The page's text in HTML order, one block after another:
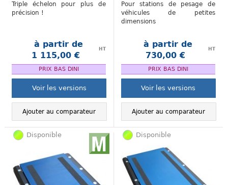
Triple échelon pour plus de
précision !
à partir de
1 115,00 €
HT
PRIX BAS DINI
Voir les versions
Ajouter au comparateur
Pour stations de pesage de
véhicules de petites
dimensions
à partir de
730,00 €
HT
PRIX BAS DINI
Voir les versions
Ajouter au comparateur
Disponible Disponible